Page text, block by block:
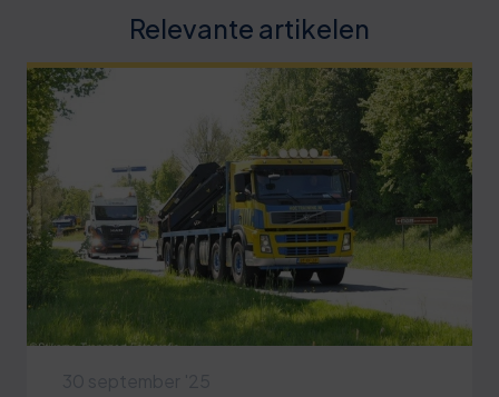
Relevante artikelen